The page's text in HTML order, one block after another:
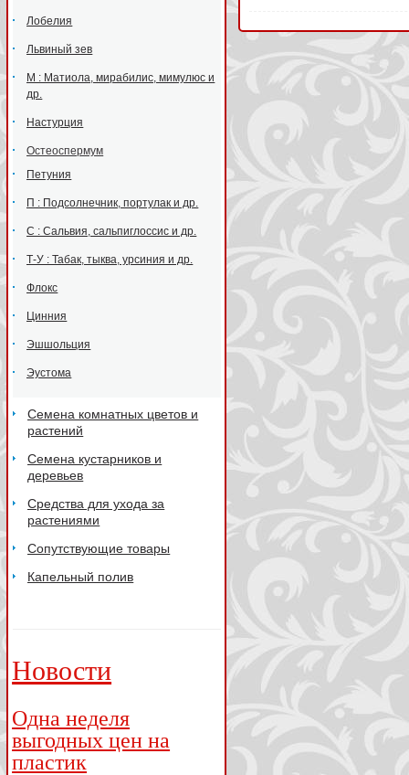
Лобелия
Львиный зев
М : Матиола, мирабилис, мимулюс и
др.
Настурция
Остеоспермум
Петуния
П : Подсолнечник, портулак и др.
С : Сальвия, сальпиглоссис и др.
Т-У : Табак, тыква, урсиния и др.
Флокс
Цинния
Эшшольция
Эустома
Семена комнатных цветов и
растений
Семена кустарников и
деревьев
Средства для ухода за
растениями
Сопутствующие товары
Капельный полив
Новости
Одна неделя
выгодных цен на
пластик